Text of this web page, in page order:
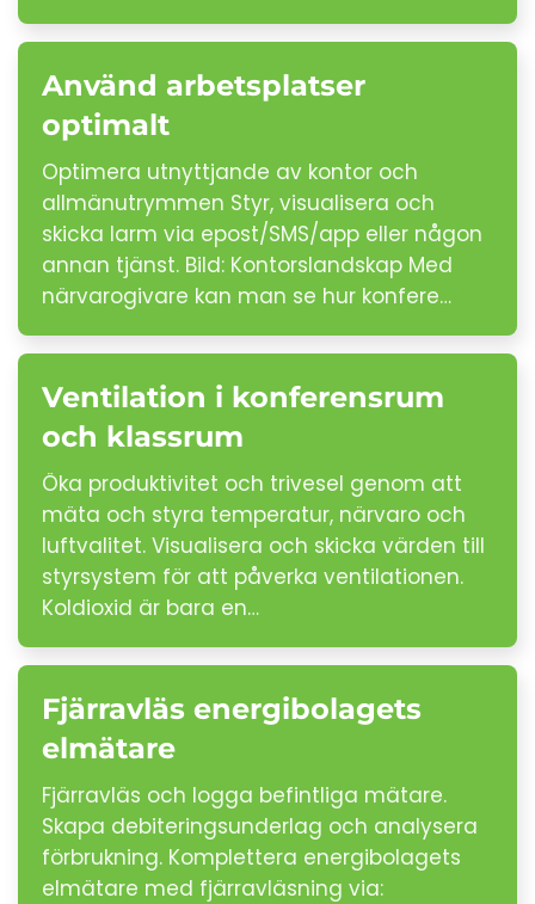
Använd arbetsplatser
optimalt
Optimera utnyttjande av kontor och
allmänutrymmen Styr, visualisera och
skicka larm via epost/SMS/app eller någon
annan tjänst. Bild: Kontorslandskap Med
närvarogivare kan man se hur konfere…
Ventilation i konferensrum
och klassrum
Öka produktivitet och trivesel genom att
mäta och styra temperatur, närvaro och
luftvalitet. Visualisera och skicka värden till
styrsystem för att påverka ventilationen.
Koldioxid är bara en…
Fjärravläs energibolagets
elmätare
Fjärravläs och logga befintliga mätare.
Skapa debiteringsunderlag och analysera
förbrukning. Komplettera energibolagets
elmätare med fjärravläsning via: